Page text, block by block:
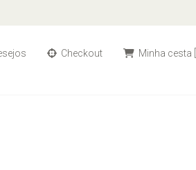
Checkout Minha cesta